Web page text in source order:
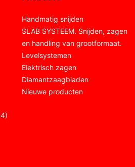
Handmatig snijden
SLAB SYSTEEM. Snijden, zagen
en handling van grootformaat.
Levelsystemen
Elektrisch zagen
Diamantzaagbladen
Nieuwe producten